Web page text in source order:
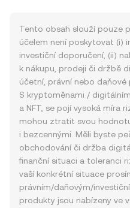
Tento obsah slouží pouze
účelem není poskytovat (i)
investiční doporučení, (ii)
k nákupu, prodeji či držbě
účetní, právní nebo daňové
S kryptoměnami /
a NFT, se pojí vysoká míra
mohou ztratit svou
i bezcennými. Měli byste
obchodování či držba
finanční situaci a toleranci
vaší konkrétní situace
právním/daňovým/
produkty jsou nabízeny ve